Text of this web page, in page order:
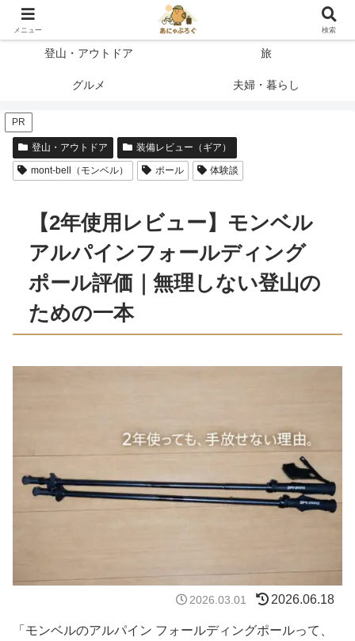
登って、使って、納得したことだけを書く
登山・アウトドア 旅
グルメ 夫婦・暮らし
PR
登山・アウトドア 装備レビュー（ギア）
mont-bell（モンベル） ポール 体験談
【2年使用レビュー】モンベル
アルパインフォールディング
ポール評価｜無理しない登山の
ための一本
2026.03.01 2026.06.18
「モンベルのアルパイン フォールディングポールって、
メニュー 検索